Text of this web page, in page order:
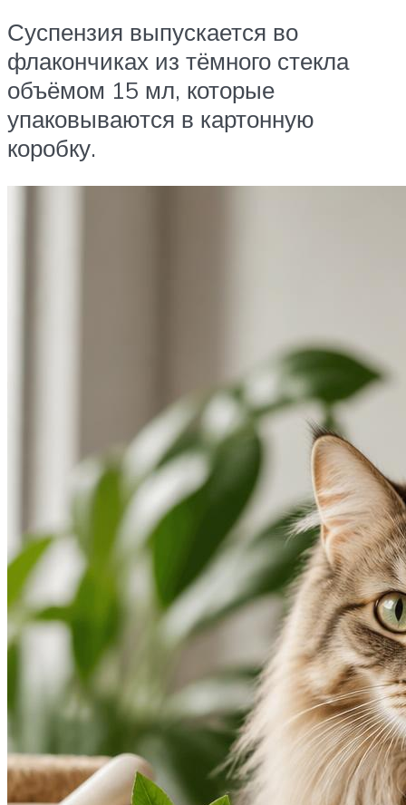
Суспензия выпускается во
флакончиках из тёмного стекла
объёмом 15 мл, которые
упаковываются в картонную
коробку.